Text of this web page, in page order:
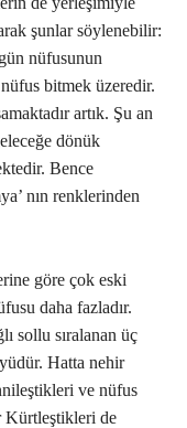
şunlar söylenebilir:
nüfusunun
bitmek üzeredir.
artık. Şu an
dönük
Bence
nın renklerinden
göre çok eski
daha fazladır.
sollu sıralanan üç
Hatta nehir
ve nüfus
Kürtleştikleri de